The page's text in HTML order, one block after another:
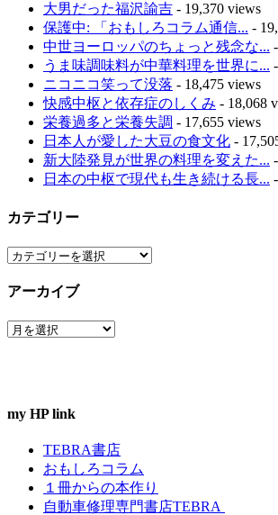
大男だった福沢諭吉 - 19,370 views
保護中: 「おもしろコラム通信... -
中世ヨーロッパのちょっと残念な...
うま味調味料が中華料理を世界に...
ニコニコ笑って没落 - 18,475 views
快感中枢と依存症のしくみ - 18,068
栄養過多と栄養失調 - 17,655 views
日本人が愛した大豆の食文化 -
新大陸発見が世界の料理を変えた...
日本の中枢で現代も生き続ける長...
カテゴリー
カ
ゴ
ー
アーカイブ
ア
my HP link
TEBRA書店
おもしろコラム
１冊からの本作り
自動車修理専門書店TEBRA